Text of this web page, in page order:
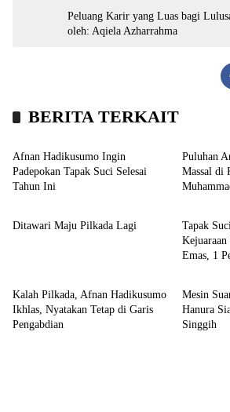
Peluang Karir yang Luas bagi
oleh: Aqiela Azharrahma
BERITA TERKAIT
Kronika
Afnan Hadikusumo Ingin
Padepokan Tapak Suci Selesai
Tahun Ini
Puluhan
Massal di
Ditawari Maju Pilkada Lagi
Tapak
Emas, 1
Kalah Pilkada, Afnan Hadikusumo
Ikhlas, Nyatakan Tetap di Garis
Pengabdian
Kronika
Mesin
Hanura
Singgih